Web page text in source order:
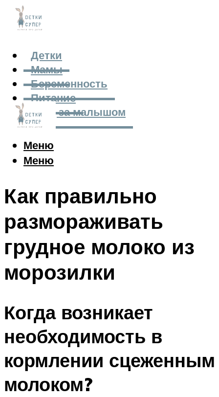
Детки
Мамы
Беременность
Питание
Уход за малышом
Меню
Меню
Как правильно
размораживать
грудное молоко из
морозилки
Когда возникает
необходимость в
кормлении сцеженным
молоком?